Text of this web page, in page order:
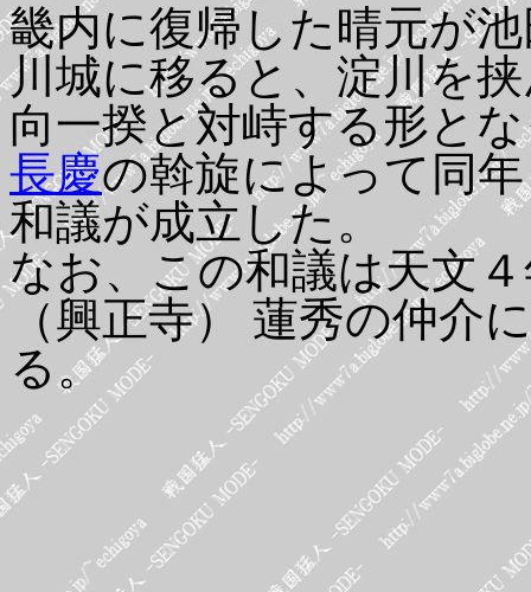
畿内に復帰した晴元が
川城に移ると、淀川を
向一揆と対峙する形と
長慶の斡旋によって同
和議が成立した。
なお、この和議は天文
（興正寺） 蓮秀の仲介
る。